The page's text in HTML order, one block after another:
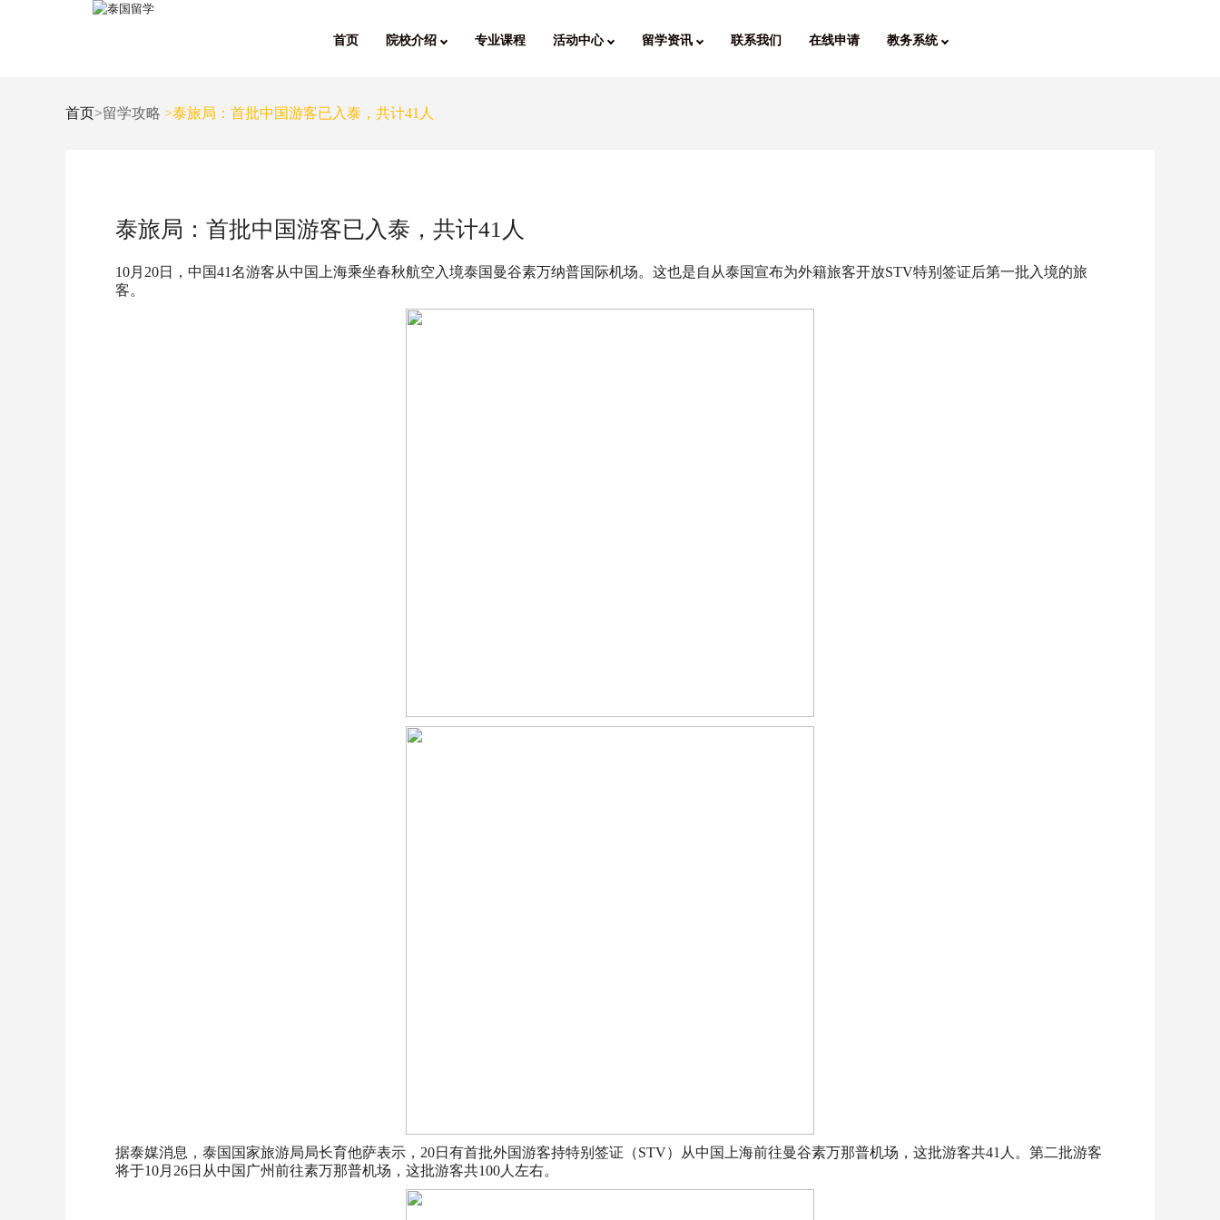
首页 院校介绍 专业课程 活动中心 留学资讯 联系我们 在线申请 教务系统
首页>留学攻略 >泰旅局：首批中国游客已入泰，共计41人
泰旅局：首批中国游客已入泰，共计41人
10月20日，中国41名游客从中国上海乘坐春秋航空入境泰国曼谷素万纳普国际机场。这也是自从泰国宣布为外籍旅客开放STV特别签证后第一批入境的旅
客。
据泰媒消息，泰国国家旅游局局长育他萨表示，20日有首批外国游客持特别签证（STV）从中国上海前往曼谷素万那普机场，这批游客共41人。第二批游客
将于10月26日从中国广州前往素万那普机场，这批游客共100人左右。